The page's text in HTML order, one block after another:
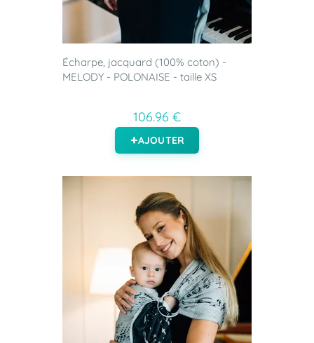
Écharpe, jacquard (100% coton) -
MELODY - POLONAISE - taille XS
106.96 €
AJOUTER